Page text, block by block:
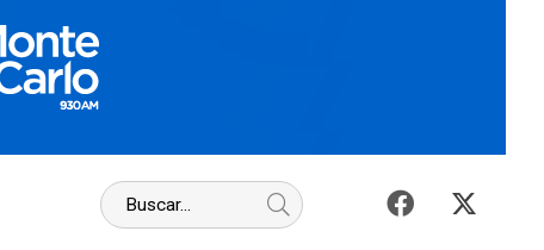
Nacionales